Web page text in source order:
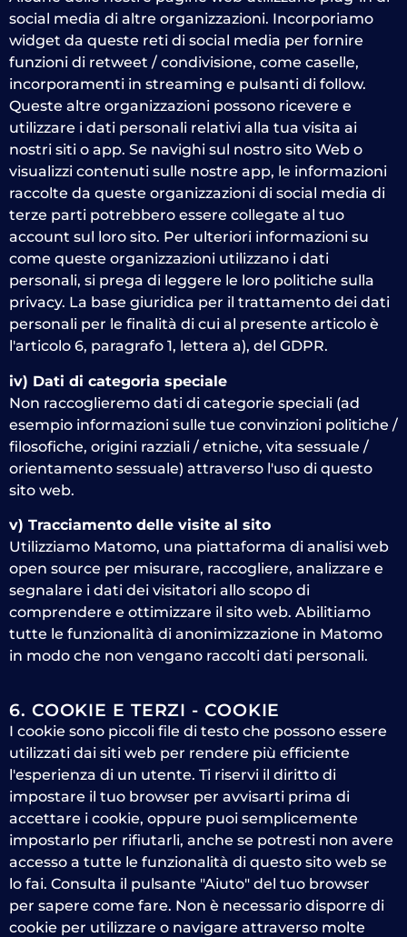
social media di altre organizzazioni. Incorporiamo
widget da queste reti di social media per fornire
funzioni di retweet / condivisione, come caselle,
incorporamenti in streaming e pulsanti di follow.
Queste altre organizzazioni possono ricevere e
utilizzare i dati personali relativi alla tua visita ai
nostri siti o app. Se navighi sul nostro sito Web o
visualizzi contenuti sulle nostre app, le informazioni
raccolte da queste organizzazioni di social media di
terze parti potrebbero essere collegate al tuo
account sul loro sito. Per ulteriori informazioni su
come queste organizzazioni utilizzano i dati
personali, si prega di leggere le loro politiche sulla
privacy. La base giuridica per il trattamento dei dati
personali per le finalità di cui al presente articolo è
l'articolo 6, paragrafo 1, lettera a), del GDPR.
iv) Dati di categoria speciale
Non raccoglieremo dati di categorie speciali (ad
esempio informazioni sulle tue convinzioni politiche /
filosofiche, origini razziali / etniche, vita sessuale /
orientamento sessuale) attraverso l'uso di questo
sito web.
v) Tracciamento delle visite al sito
Utilizziamo Matomo, una piattaforma di analisi web
open source per misurare, raccogliere, analizzare e
segnalare i dati dei visitatori allo scopo di
comprendere e ottimizzare il sito web. Abilitiamo
tutte le funzionalità di anonimizzazione in Matomo
in modo che non vengano raccolti dati personali.
6. COOKIE E TERZI - COOKIE
I cookie sono piccoli file di testo che possono essere
utilizzati dai siti web per rendere più efficiente
l'esperienza di un utente. Ti riservi il diritto di
impostare il tuo browser per avvisarti prima di
accettare i cookie, oppure puoi semplicemente
impostarlo per rifiutarli, anche se potresti non avere
accesso a tutte le funzionalità di questo sito web se
lo fai. Consulta il pulsante "Aiuto" del tuo browser
per sapere come fare. Non è necessario disporre di
cookie per utilizzare o navigare attraverso molte